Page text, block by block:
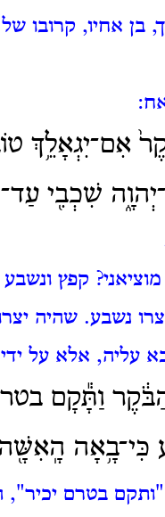
בן אחיו, קרובו
אִם־יִגְאָלֵ֥ךְ
שִׁכְבִ֖י
קפץ
נשבע. שהיה
עליה, אלא על ידי
וַתָּ֕קָם
כִּי־בָ֥אָה הָֽאִשָּׁ֖ה
בטרם יכיר",